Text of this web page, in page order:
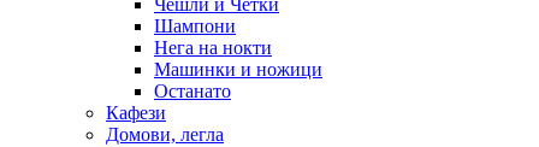
Шампони
Нега на нокти
Машинки и ножици
Останато
Кафези
Домови, легла